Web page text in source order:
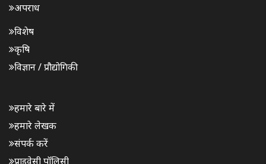
अपराध
विशेष
कृषि
विज्ञान / प्रौद्योगिकी
हमारे बारे में
हमारे लेखक
संपर्क करें
प्राइवेसी पॉलिसी